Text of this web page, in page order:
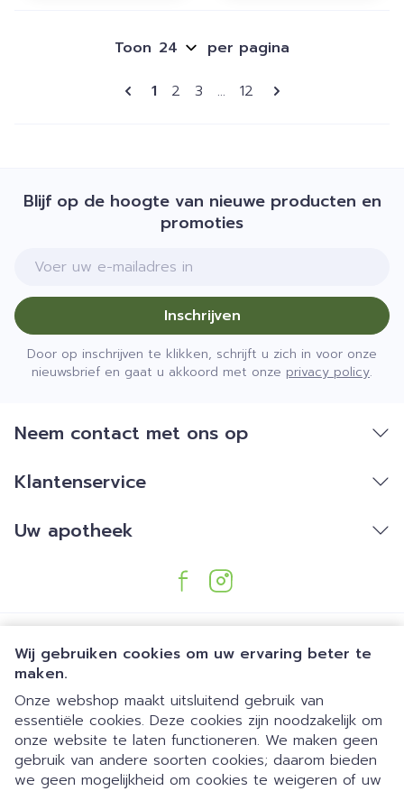
Wij gebruiken cookies om uw ervaring beter te
maken.
Onze webshop maakt uitsluitend gebruik van
essentiële cookies. Deze cookies zijn noodzakelijk om
onze website te laten functioneren. We maken geen
gebruik van andere soorten cookies; daarom bieden
we geen mogelijkheid om cookies te weigeren of uw
Pagina's
U lees momenteel pagina
1 Pagina
2 Pagina
3 ... Pagina
12
Toon per pagina
Blijf op de hoogte van nieuwe producten en
promoties
E-mail adres
Inschrijven
Door op inschrijven te klikken, schrijft u zich in voor onze
nieuwsbrief en gaat u akkoord met onze privacy policy.
Neem contact met ons op
Klantenservice
Uw apotheek
Juridische links